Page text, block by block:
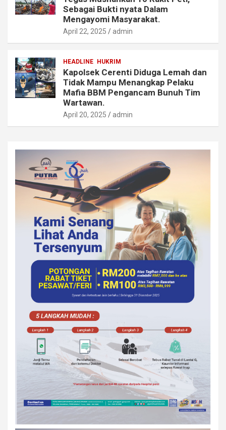
Sebagai Bukti nyata Dalam
Mengayomi Masyarakat.
April 22, 2025 admin
HEADLINE HUKRIM
Kapolsek Cerenti Diduga Lemah dan
Tidak Mampu Menangkap Pelaku
Mafia BBM Pengancam Bunuh Tim
Wartawan.
April 20, 2025 admin